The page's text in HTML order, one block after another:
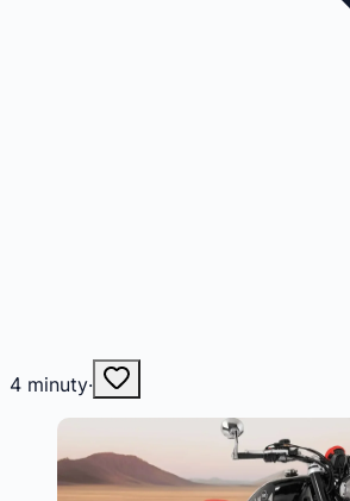
4 minuty·